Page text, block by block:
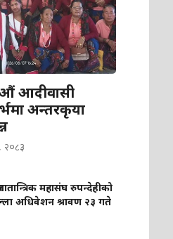
आदीवासी
अन्तरकृया
२०८३
महासंघ रुपन्देहीको
अधिवेशन श्रावण २३ गते